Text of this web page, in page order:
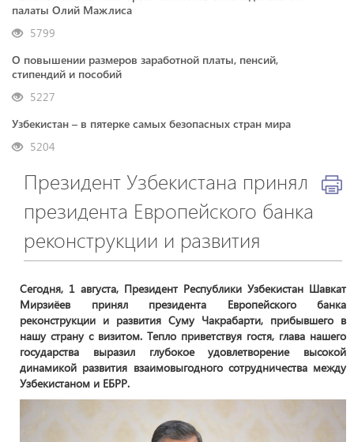
палаты Олий Мажлиса
5799
О повышении размеров заработной платы, пенсий,
стипендий и пособий
5227
Узбекистан – в пятерке самых безопасных стран мира
5204
Президент Узбекистана принял
президента Европейского банка
реконструкции и развития
Сегодня, 1 августа, Президент Республики Узбекистан Шавкат
Мирзиёев принял президента Европейского банка
реконструкции и развития Суму Чакрабарти, прибывшего в
нашу страну с визитом. Тепло приветствуя гостя, глава нашего
государства выразил глубокое удовлетворение высокой
динамикой развития взаимовыгодного сотрудничества между
Узбекистаном и ЕБРР.